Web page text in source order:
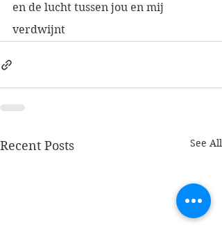
en de lucht tussen jou en mij
verdwijnt
Recent Posts See All